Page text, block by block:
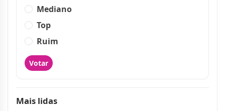
Mediano
Top
Ruim
Votar
Mais lidas